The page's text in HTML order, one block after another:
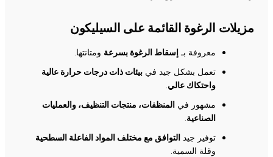
مزيلات الرغوة القائمة على السيليكون
معروفة بـ إسقاط الرغوة بسرعة ومتانتها.
تعمل بشكل جيد في بيئات ذات درجات حرارة عالية
واحتكاك عالي
مشهور في المنظفات، منتجات التنظيف، والعمليات
الصناعية
توفير جيد التوافق مع مختلف المواد الفاعلة السطحية
وقلة السمية.